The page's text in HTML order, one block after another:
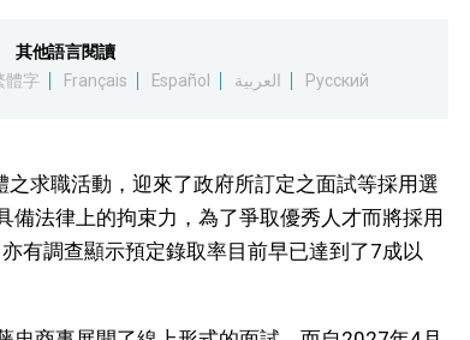
生活
東京
編輯部通知
其他語言閱讀
體字 Français Español العربية Русский
求職活動，迎來了政府所訂定之面試等採用選
法律上的拘束力，為了爭取優秀人才而將採用
有調查顯示預定錄取率目前早已達到了7成以